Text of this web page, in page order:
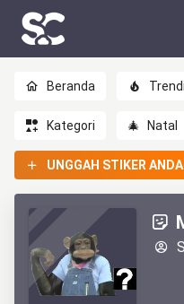
Beranda
Kategori 🎄 Natal
UNGGAH STIKER ANDA